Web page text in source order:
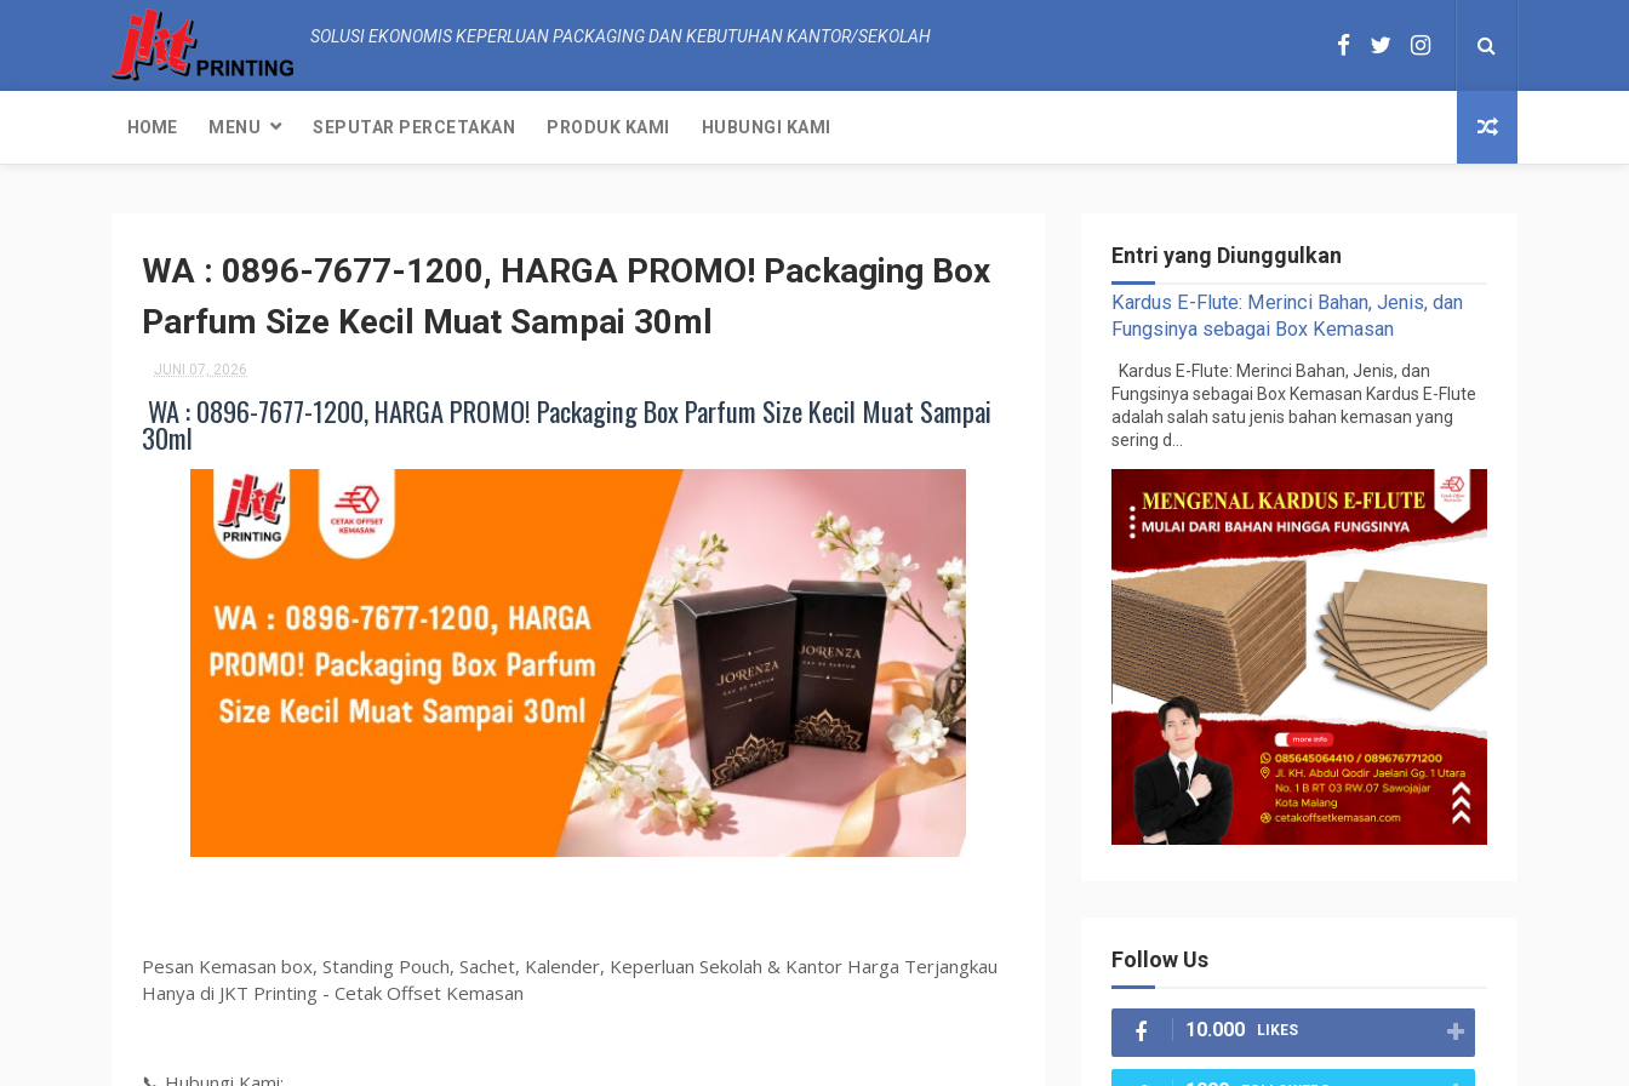
SOLUSI EKONOMIS KEPERLUAN PACKAGING DAN KEBUTUHAN KANTOR/SEKOLAH
HOME MENU SEPUTAR PERCETAKAN PRODUK KAMI HUBUNGI KAMI
WA : 0896-7677-1200, HARGA PROMO! Packaging Box
Parfum Size Kecil Muat Sampai 30ml
JUNI 07, 2026
WA : 0896-7677-1200, HARGA PROMO! Packaging Box Parfum Size Kecil Muat Sampai
30ml
Pesan Kemasan box, Standing Pouch, Sachet, Kalender, Keperluan Sekolah & Kantor Harga Terjangkau
Hanya di JKT Printing - Cetak Offset Kemasan
Entri yang Diunggulkan
Kardus E-Flute: Merinci Bahan, Jenis, dan
Fungsinya sebagai Box Kemasan
Kardus E-Flute: Merinci Bahan, Jenis, dan
Fungsinya sebagai Box Kemasan Kardus E-Flute
adalah salah satu jenis bahan kemasan yang
sering d...
Follow Us
10.000 LIKES